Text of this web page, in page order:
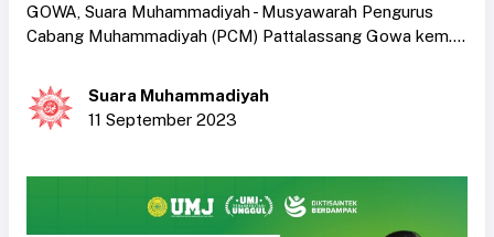
GOWA, Suara Muhammadiyah - Musyawarah Pengurus
Cabang Muhammadiyah (PCM) Pattalassang Gowa kem....
Suara Muhammadiyah
11 September 2023